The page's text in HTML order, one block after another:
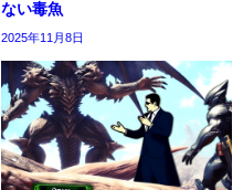
ない毒魚
2025年11月8日